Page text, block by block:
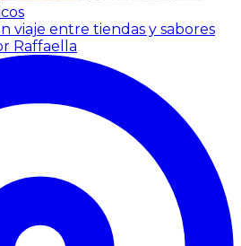
viaje entre tiendas y sabores
Raffaella